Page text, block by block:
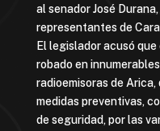
al senador José
representantes de
El legislador acusó
robado en
radioemisoras de
medidas preventivas,
de seguridad, por las